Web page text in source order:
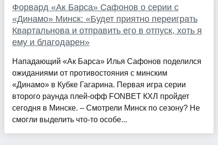
Форвард «Ак Барса» Сафонов о серии с
«Динамо» Минск: «Будет приятно переиграть
Квартальнова и отправить его в отпуск, хоть я
ему и благодарен»
Нападающий «Ак Барса» Илья Сафонов поделился
ожиданиями от противостояния с минским
«Динамо» в Кубке Гагарина. Первая игра серии
второго раунда плей-офф FONBET КХЛ пройдет
сегодня в Минске. – Смотрели Минск по сезону? Не
смогли выделить что-то особе...